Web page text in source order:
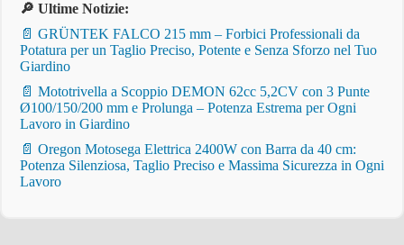
🔎 Ultime Notizie:
📄 GRÜNTEK FALCO 215 mm – Forbici Professionali da
Potatura per un Taglio Preciso, Potente e Senza Sforzo nel Tuo
Giardino
📄 Mototrivella a Scoppio DEMON 62cc 5,2CV con 3 Punte
Ø100/150/200 mm e Prolunga – Potenza Estrema per Ogni
Lavoro in Giardino
📄 Oregon Motosega Elettrica 2400W con Barra da 40 cm:
Potenza Silenziosa, Taglio Preciso e Massima Sicurezza in Ogni
Lavoro